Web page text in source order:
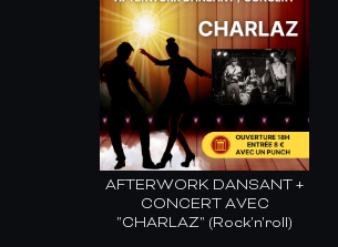
AFTERWORK DANSANT +
CONCERT AVEC
"CHARLAZ" (Rock'n'roll)